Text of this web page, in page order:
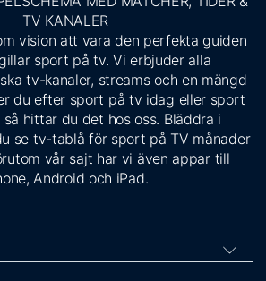
TV KANALER
vision att vara den perfekta guiden
sport på tv. Vi erbjuder alla
tv-kanaler, streams och en mängd
du efter sport på tv idag eller sport
hittar du det hos oss. Bläddra i
se tv-tablå för sport på TV månader
vår sajt har vi även appar till
Android och iPad.